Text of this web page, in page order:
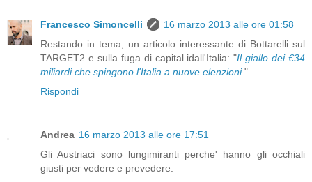
Francesco Simoncelli
16 marzo 2013 alle ore 01:58
Restando in tema, un articolo interessante di Bottarelli sul
TARGET2 e sulla fuga di capital idall'Italia: "Il giallo dei €34
miliardi che spingono l'Italia a nuove elenzioni."
Rispondi
Andrea 16 marzo 2013 alle ore 17:51
Gli Austriaci sono lungimiranti perche' hanno gli occhiali
giusti per vedere e prevedere.